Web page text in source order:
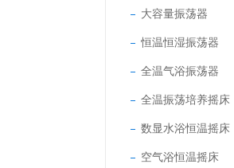
大容量振荡器
恒温恒湿振荡器
全温气浴振荡器
全温振荡培养摇床
数显水浴恒温摇床
空气浴恒温摇床